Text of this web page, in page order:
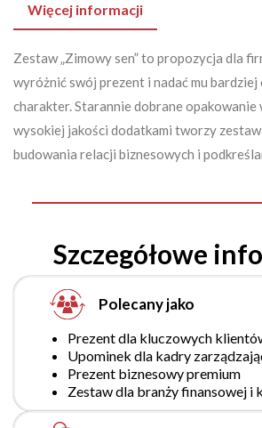
Nie mam
Więcej informacji
Zestaw „Zimowy sen” to propozycja dla
wyróżnić swój prezent i nadać mu bardziej
charakter. Starannie dobrane opakowanie
wysokiej jakości dodatkami tworzy
budowania relacji biznesowych i
Szczegółowe
Polecany jako
Prezent dla kluczowych
Upominek dla kadry
Prezent biznesowy premium
Zestaw dla branży finansowej i